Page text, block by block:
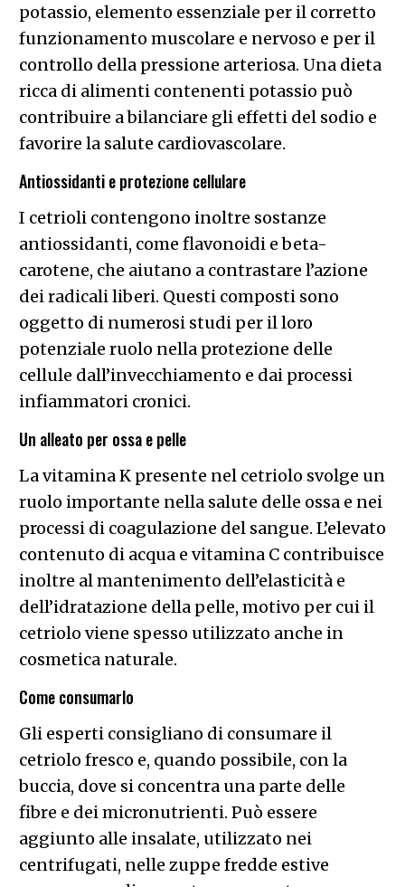
potassio, elemento essenziale per il corretto
funzionamento muscolare e nervoso e per il
controllo della pressione arteriosa. Una dieta
ricca di alimenti contenenti potassio può
contribuire a bilanciare gli effetti del sodio e
favorire la salute cardiovascolare.
Antiossidanti e protezione cellulare
I cetrioli contengono inoltre sostanze
antiossidanti, come flavonoidi e beta-
carotene, che aiutano a contrastare l’azione
dei radicali liberi. Questi composti sono
oggetto di numerosi studi per il loro
potenziale ruolo nella protezione delle
cellule dall’invecchiamento e dai processi
infiammatori cronici.
Un alleato per ossa e pelle
La vitamina K presente nel cetriolo svolge un
ruolo importante nella salute delle ossa e nei
processi di coagulazione del sangue. L’elevato
contenuto di acqua e vitamina C contribuisce
inoltre al mantenimento dell’elasticità e
dell’idratazione della pelle, motivo per cui il
cetriolo viene spesso utilizzato anche in
cosmetica naturale.
Come consumarlo
Gli esperti consigliano di consumare il
cetriolo fresco e, quando possibile, con la
buccia, dove si concentra una parte delle
fibre e dei micronutrienti. Può essere
aggiunto alle insalate, utilizzato nei
centrifugati, nelle zuppe fredde estive